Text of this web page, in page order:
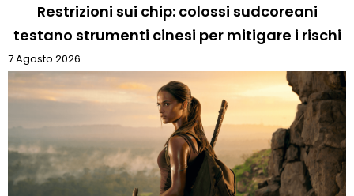
Restrizioni sui chip: colossi sudcoreani
testano strumenti cinesi per mitigare i rischi
7 Agosto 2026